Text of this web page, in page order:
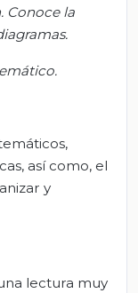
Conoce la
así como, el
y
lectura muy